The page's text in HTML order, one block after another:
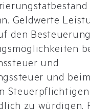
Geldwerte
den
und
und beim
Steuerpflichtigen
zu würdigen.